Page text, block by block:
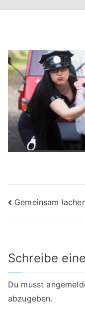
Gemeinsam
Schreibe
Du musst
abzugeben.